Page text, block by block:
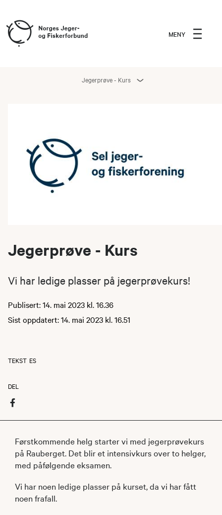
MENY
Jegerprøve - Kurs
Jegerprøve - Kurs
Vi har ledige plasser på jegerprøvekurs!
Publisert: 14. mai 2023 kl. 16.36
Sist oppdatert: 14. mai 2023 kl. 16.51
TEKST ES
DEL
Førstkommende helg starter vi med jegerprøvekurs
på Rauberget. Det blir et intensivkurs over to helger,
med påfølgende eksamen.
Vi har noen ledige plasser på kurset, da vi har fått
noen frafall.